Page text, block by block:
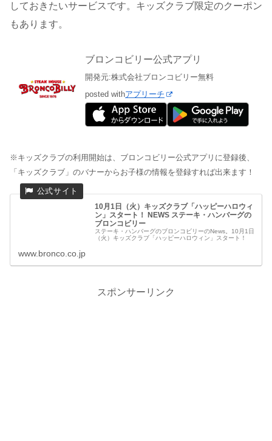
しておきたいサービスです。キッズクラブ限定のクーポン
もあります。
ブロンコビリー公式アプリ
開発元:株式会社ブロンコビリー無料
posted withアプリーチ
※キッズクラブの利用開始は、ブロンコビリー公式アプリに登録後、
「キッズクラブ」のバナーからお子様の情報を登録すれば出来ます！
10月1日（火）キッズクラブ「ハッピーハロウィ
ン」スタート！ NEWS ステーキ・ハンバーグの
ブロンコビリー
ステーキ・ハンバーグのブロンコビリーのNews。10月1日
（火）キッズクラブ「ハッピーハロウィン」スタート！
www.bronco.co.jp
スポンサーリンク